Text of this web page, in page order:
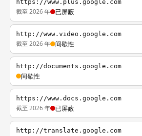
https://www.plus.google.com
截至 2026 年 已屏蔽
http://www.video.google.com
截至 2026 年 间歇性
http://documents.google.com
间歇性
https://www.docs.google.com
截至 2026 年 已屏蔽
http://translate.google.com